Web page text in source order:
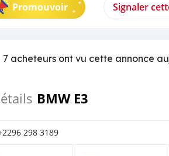
Promouvoir Signaler
7 acheteurs ont vu cette annonce
BMW E3
298 3189